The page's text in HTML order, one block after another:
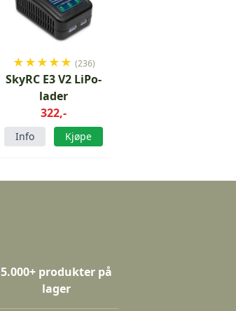
★★★★★ (236)
SkyRC E3 V2 LiPo-
lader
322,-
Info Kjøpe
5.000+ produkter på
lager